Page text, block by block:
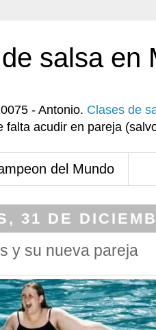
salsa en
- Antonio. Clases de
falta acudir en pareja
del Mundo
31 DE
y su nueva pareja